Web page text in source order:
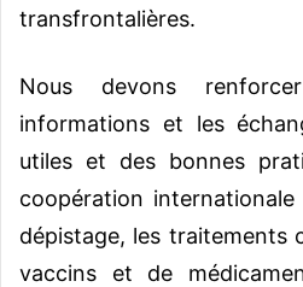
transfrontalières.
Nous devons
informations et les
utiles et des bonnes
coopération
dépistage, les traitements
vaccins et de